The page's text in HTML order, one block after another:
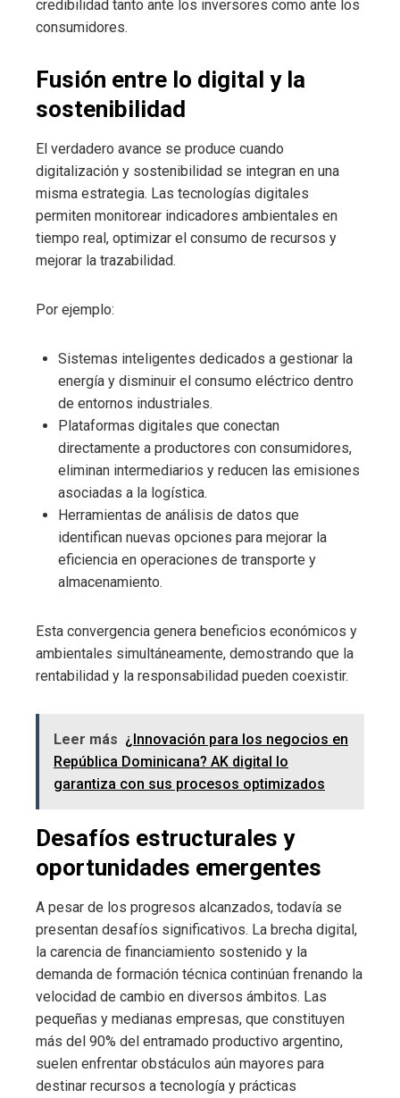
credibilidad tanto ante los inversores como ante los
consumidores.
Fusión entre lo digital y la
sostenibilidad
El verdadero avance se produce cuando
digitalización y sostenibilidad se integran en una
misma estrategia. Las tecnologías digitales
permiten monitorear indicadores ambientales en
tiempo real, optimizar el consumo de recursos y
mejorar la trazabilidad.
Por ejemplo:
Sistemas inteligentes dedicados a gestionar la
energía y disminuir el consumo eléctrico dentro
de entornos industriales.
Plataformas digitales que conectan
directamente a productores con consumidores,
eliminan intermediarios y reducen las emisiones
asociadas a la logística.
Herramientas de análisis de datos que
identifican nuevas opciones para mejorar la
eficiencia en operaciones de transporte y
almacenamiento.
Esta convergencia genera beneficios económicos y
ambientales simultáneamente, demostrando que la
rentabilidad y la responsabilidad pueden coexistir.
Leer más ¿Innovación para los negocios en
República Dominicana? AK digital lo
garantiza con sus procesos optimizados
Desafíos estructurales y
oportunidades emergentes
A pesar de los progresos alcanzados, todavía se
presentan desafíos significativos. La brecha digital,
la carencia de financiamiento sostenido y la
demanda de formación técnica continúan frenando la
velocidad de cambio en diversos ámbitos. Las
pequeñas y medianas empresas, que constituyen
más del 90% del entramado productivo argentino,
suelen enfrentar obstáculos aún mayores para
destinar recursos a tecnología y prácticas